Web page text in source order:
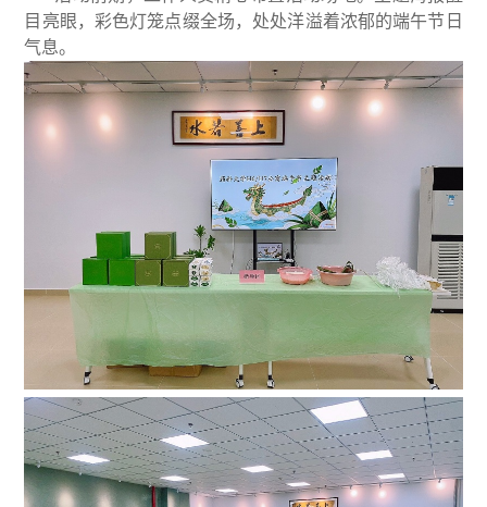
目亮眼，彩色灯笼点缀全场，处处洋溢着浓郁的端午节日
气息。